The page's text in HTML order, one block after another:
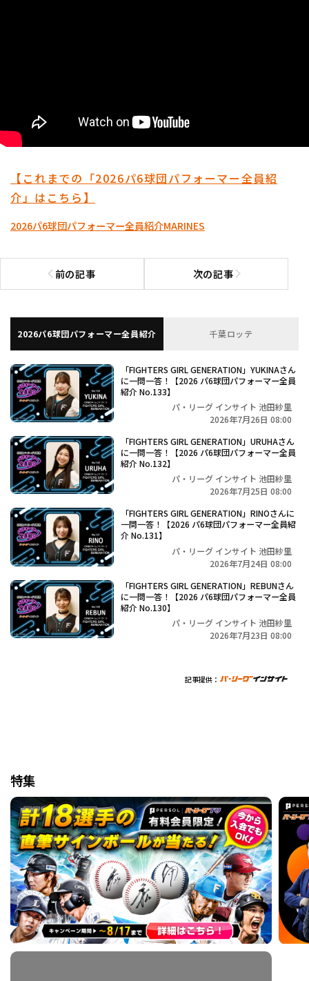
【これまでの「2026パ6球団パフォーマー全員紹
介」はこちら】
2026パ6球団パフォーマー全員紹介MARINES
前の記事
前の記事へ 次の記事次の記事へ
2026パ6球団パフォーマー全員紹介 千葉ロッテ
「FIGHTERS GIRL GENERATION」YUKINAさん
に一問一答！【2026 パ6球団パフォーマー全員
紹介 No.133】
パ・リーグ インサイト 池田紗里
2026年7月26日 08:00
「FIGHTERS GIRL GENERATION」URUHAさん
に一問一答！【2026 パ6球団パフォーマー全員
紹介 No.132】
パ・リーグ インサイト 池田紗里
2026年7月25日 08:00
「FIGHTERS GIRL GENERATION」RINOさんに
一問一答！【2026 パ6球団パフォーマー全員紹
介 No.131】
パ・リーグ インサイト 池田紗里
2026年7月24日 08:00
「FIGHTERS GIRL GENERATION」REBUNさん
に一問一答！【2026 パ6球団パフォーマー全員
紹介 No.130】
パ・リーグ インサイト 池田紗里
2026年7月23日 08:00
記事提供：
特集